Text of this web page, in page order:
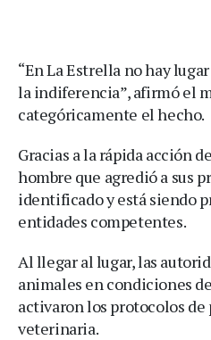
“En La Estrella no hay
la indiferencia”, afirmó el
categóricamente el hecho.
Gracias a la rápida acción
hombre que agredió a sus
identificado y está siendo
entidades competentes.
Al llegar al lugar, las
animales en condiciones
activaron los protocolos
veterinaria.